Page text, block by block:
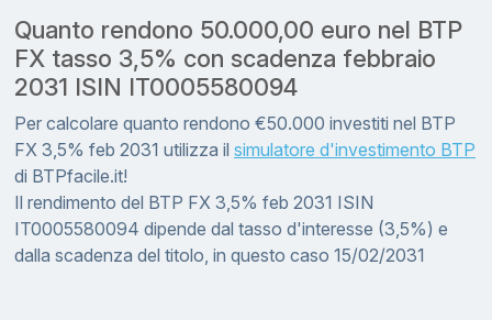
Quanto rendono 50.000,00 euro nel BTP
FX tasso 3,5% con scadenza febbraio
2031 ISIN IT0005580094
Per calcolare quanto rendono €50.000 investiti nel BTP
FX 3,5% feb 2031 utilizza il simulatore d'investimento BTP
di BTPfacile.it!
Il rendimento del BTP FX 3,5% feb 2031 ISIN
IT0005580094 dipende dal tasso d'interesse (3,5%) e
dalla scadenza del titolo, in questo caso 15/02/2031